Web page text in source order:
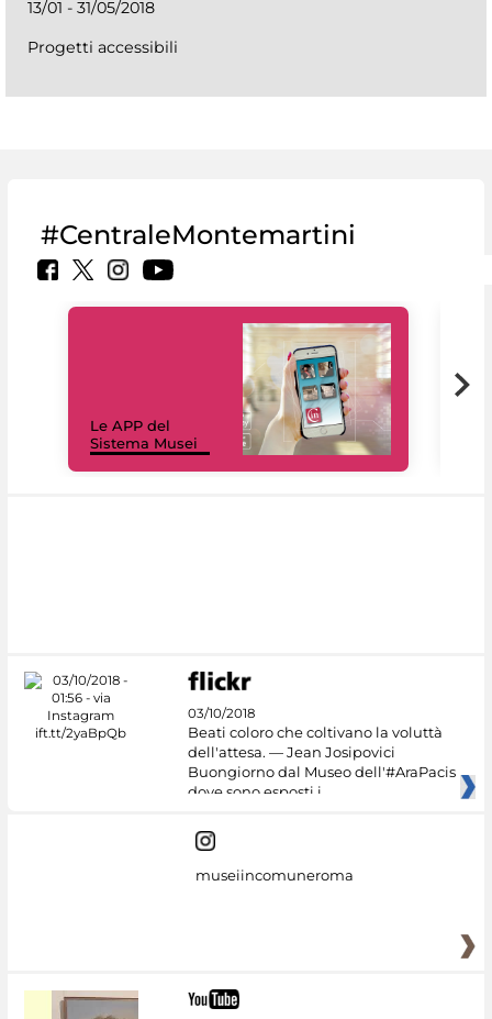
13/01 - 31/05/2018
Progetti accessibili
#CentraleMontemartini
Le APP del
Sistema Musei
03/10/2018
Beati coloro che coltivano la voluttà
dell'attesa. — Jean Josipovici
Buongiorno dal Museo dell'#AraPacis
dove sono esposti i
museiincomuneroma